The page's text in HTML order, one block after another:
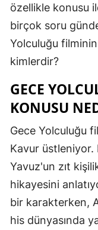
özellikle konusu
birçok soru
Yolculuğu
kimlerdir?
GECE
KONUSU
Gece Yolculuğu
Kavur
Yavuz'un zıt
hikayesini
bir karakterken,
his dünyasında